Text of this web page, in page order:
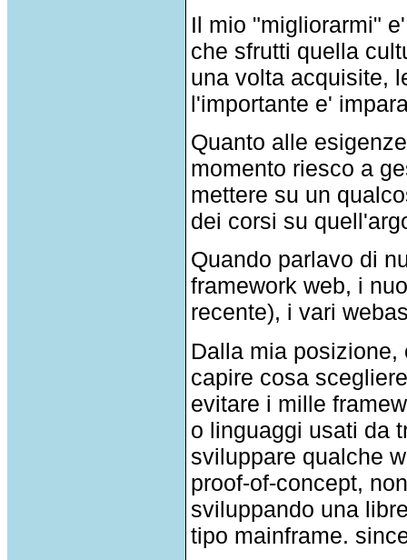
Il mio "migliorarmi"
che sfrutti quella
una volta acquisite,
l'importante e'
Quanto alle
momento riesco a
mettere su un
dei corsi su
Quando parlavo di
framework web, i
recente), i vari
Dalla mia
capire cosa
evitare i mille
o linguaggi usati da
sviluppare qualche
proof-of-concept,
sviluppando una
tipo mainframe.